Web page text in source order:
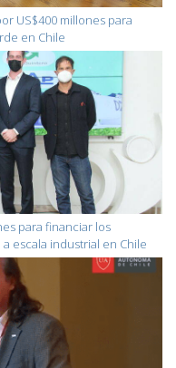
US$400 millones para
en Chile
para financiar los
escala industrial en Chile